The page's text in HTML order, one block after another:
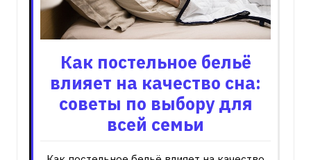
Как постельное бельё
влияет на качество сна:
советы по выбору для
всей семьи